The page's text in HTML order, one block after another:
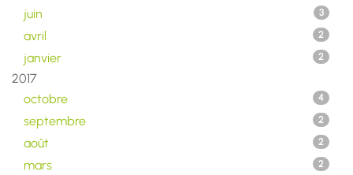
juin 3
avril 2
janvier 2
2017
octobre
4
septembre 2
août 2
mars 2